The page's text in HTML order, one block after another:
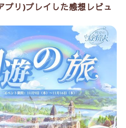
プリ)プレイした感想レビュ